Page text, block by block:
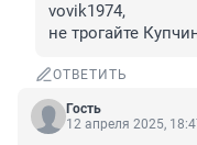
vovik1974,
не трогайте
ОТВЕТИТЬ
Гость
12 апреля 2025,